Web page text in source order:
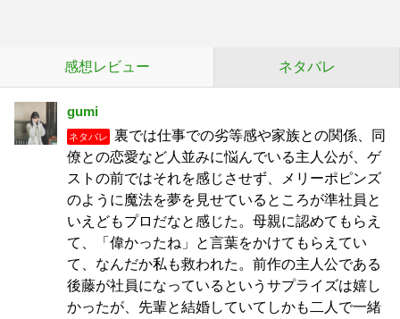
感想レビュー ネタバレ
gumi
ネタバレ
裏では仕事での劣等感や家族との関係、同
僚との恋愛など人並みに悩んでいる主人公が、ゲ
ストの前ではそれを感じさせず、メリーポピンズ
のように魔法を夢を見せているところが準社員と
いえどもプロだなと感じた。母親に認めてもらえ
て、「偉かったね」と言葉をかけてもらえてい
て、なんだか私も救われた。前作の主人公である
後藤が社員になっているというサプライズは嬉し
かったが、先輩と結婚していてしかも二人で一緒